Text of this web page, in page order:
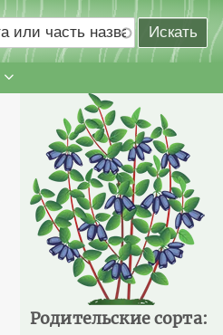
Родительские сорта: